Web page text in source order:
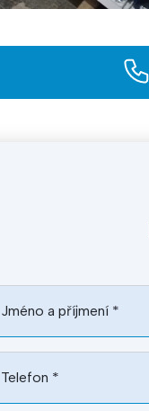
Jméno a příjmení *
Telefon *